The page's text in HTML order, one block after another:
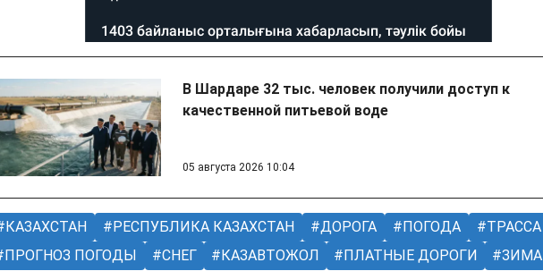
В Шардаре 32 тыс. человек получили доступ к
качественной питьевой воде
05 августа 2026 10:04
КАЗАХСТАН РЕСПУБЛИКА КАЗАХСТАН ДОРОГА ПОГОДА
ТРАССА
ПРОГНОЗ ПОГОДЫ
СНЕГ КАЗАВТОЖОЛ ПЛАТНЫЕ ДОРОГИ ЗИМА